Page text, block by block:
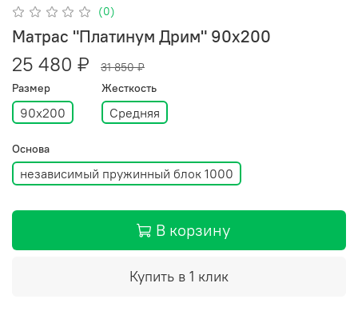
(0)
Матрас "Платинум Дрим" 90х200
25 480 ₽
31 850 ₽
Размер
90х200
Жесткость
Средняя
Основа
независимый пружинный блок 1000
В корзину
Купить в 1 клик